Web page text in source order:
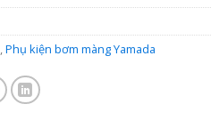
,Phụ kiện bơm màng Yamada